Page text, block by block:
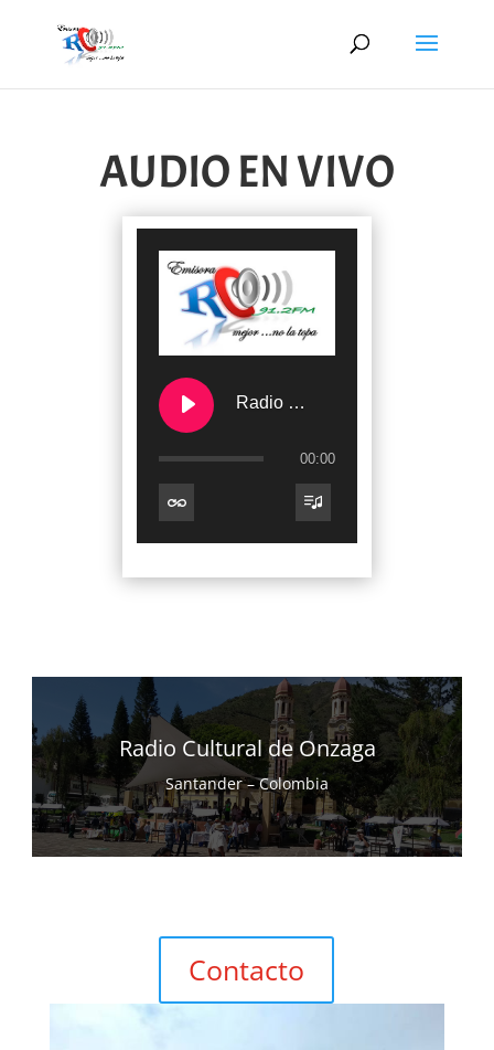
AUDIO EN VIVO
Radio Cultural de Onzaga
00:00
Radio Cultural de Onzaga
Santander – Colombia
Contacto